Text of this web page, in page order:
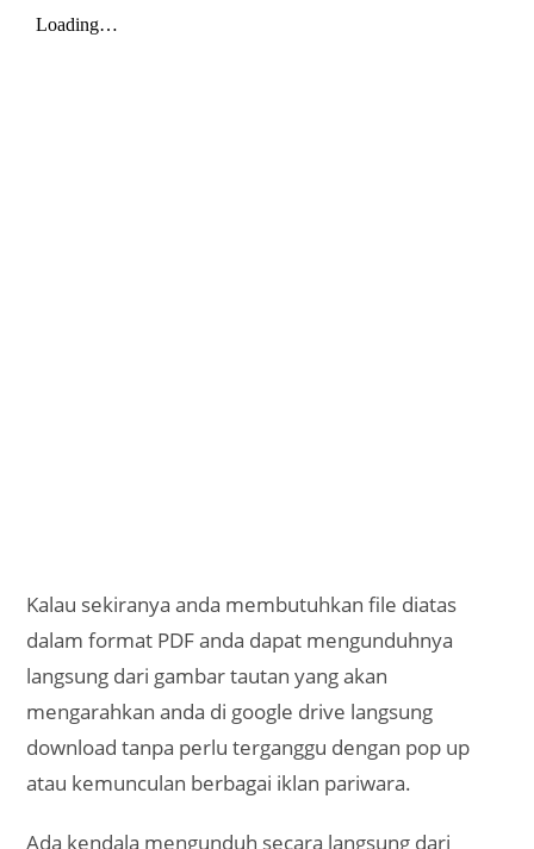
Kalau sekiranya anda membutuhkan file diatas
dalam format PDF anda dapat mengunduhnya
langsung dari gambar tautan yang akan
mengarahkan anda di google drive langsung
download tanpa perlu terganggu dengan pop up
atau kemunculan berbagai iklan pariwara.
Ada kendala mengunduh secara langsung dari